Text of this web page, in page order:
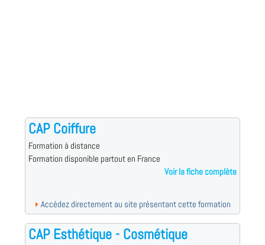
CAP Coiffure
Formation à distance
Formation disponible partout en France
Voir la fiche complète
Accédez directement au site présentant cette formation
CAP Esthétique - Cosmétique